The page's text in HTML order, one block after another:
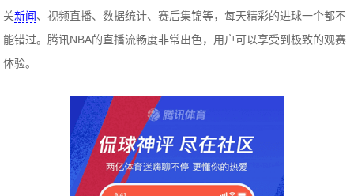
关新闻、视频直播、数据统计、赛后集锦等，每天精彩的进球一个都不
能错过。腾讯NBA的直播流畅度非常出色，用户可以享受到极致的观赛
体验。